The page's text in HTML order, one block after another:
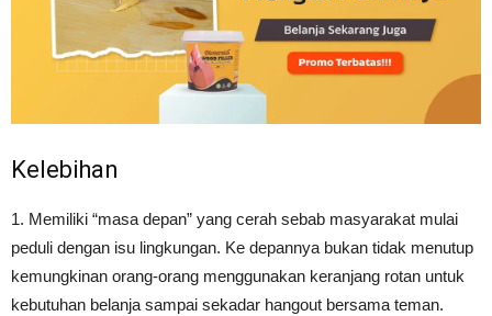
Kelebihan
1. Memiliki “masa depan” yang cerah sebab masyarakat mulai
peduli dengan isu lingkungan. Ke depannya bukan tidak menutup
kemungkinan orang-orang menggunakan keranjang rotan untuk
kebutuhan belanja sampai sekadar hangout bersama teman.